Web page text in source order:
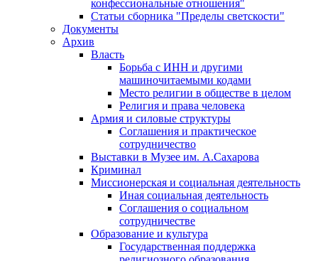
конфессиональные отношения"
Статьи сборника "Пределы светскости"
Документы
Архив
Власть
Борьба с ИНН и другими
машиночитаемыми кодами
Место религии в обществе в целом
Религия и права человека
Армия и силовые структуры
Соглашения и практическое
сотрудничество
Выставки в Музее им. А.Сахарова
Криминал
Миссионерская и социальная деятельность
Иная социальная деятельность
Соглашения о социальном
сотрудничестве
Образование и культура
Государственная поддержка